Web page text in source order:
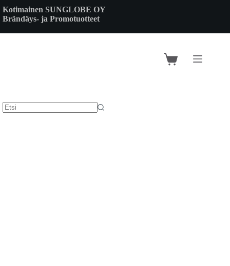
to
content
Kotimainen SUNGLOBE OY
Brändäys- ja Promotuotteet
Shopping